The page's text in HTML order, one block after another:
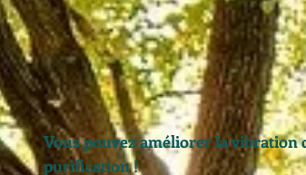
Vous pouvez améliorer la vibration
purification !